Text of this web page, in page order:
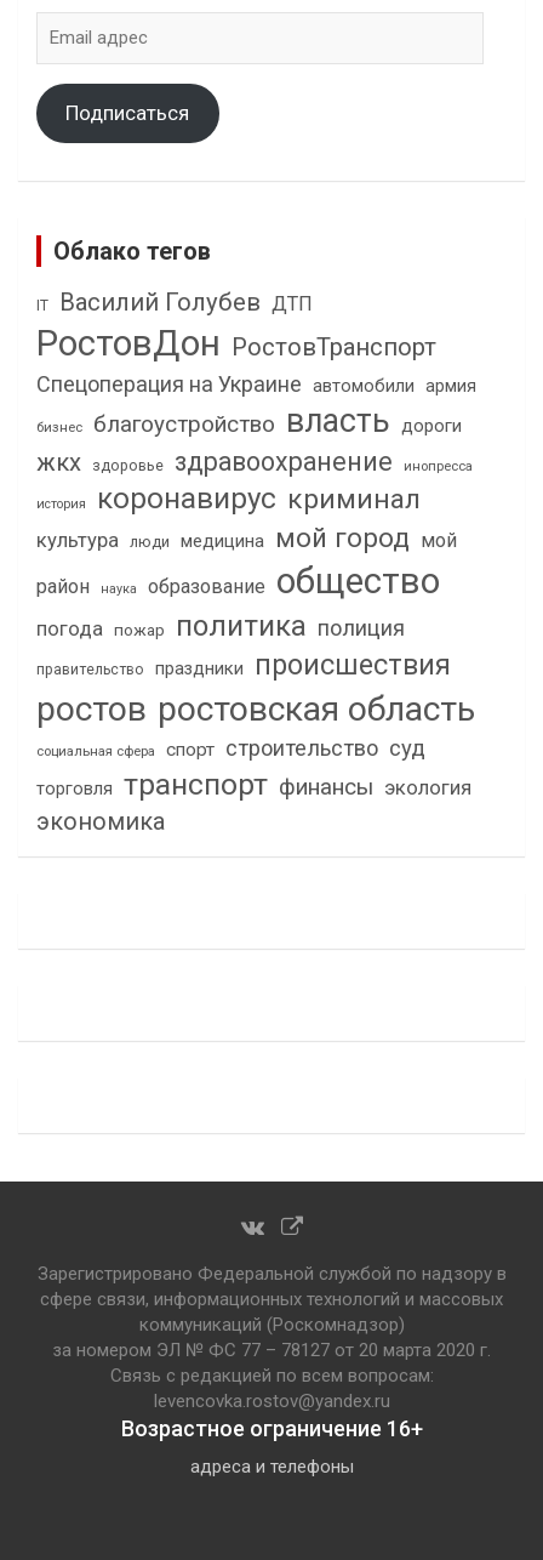
адрес
Подписаться
Облако тегов
IT Василий Голубев ДТП
РостовДон РостовТранспорт
Спецоперация на Украине автомобили армия
бизнес благоустройство власть дороги
жкх здоровье здравоохранение инопресса
история коронавирус криминал
культура люди медицина мой город мой
район
наука образование общество
погода пожар политика полиция
правительство праздники происшествия
ростов ростовская область
социальная сфера спорт строительство суд
торговля транспорт финансы экология
экономика
Зарегистрировано Федеральной службой по надзору в
сфере связи, информационных технологий и массовых
коммуникаций (Роскомнадзор)
за номером ЭЛ № ФС 77 – 78127 от 20 марта 2020 г.
Связь с редакцией по всем вопросам:
levencovka.rostov@yandex.ru
Возрастное ограничение 16+
адреса и телефоны